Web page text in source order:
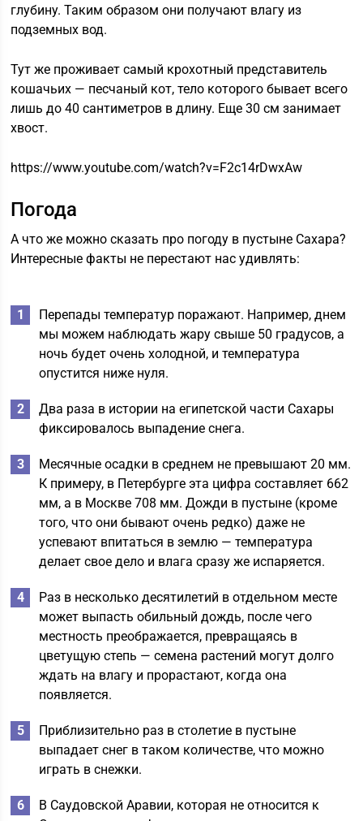
глубину. Таким образом они получают влагу из
подземных вод.
Тут же проживает самый крохотный представитель
кошачьих — песчаный кот, тело которого бывает всего
лишь до 40 сантиметров в длину. Еще 30 см занимает
хвост.
https://www.youtube.com/watch?v=F2c14rDwxAw
Погода
А что же можно сказать про погоду в пустыне Сахара?
Интересные факты не перестают нас удивлять:
Перепады температур поражают. Например, днем
мы можем наблюдать жару свыше 50 градусов, а
ночь будет очень холодной, и температура
опустится ниже нуля.
Два раза в истории на египетской части Сахары
фиксировалось выпадение снега.
Месячные осадки в среднем не превышают 20 мм.
К примеру, в Петербурге эта цифра составляет 662
мм, а в Москве 708 мм. Дожди в пустыне (кроме
того, что они бывают очень редко) даже не
успевают впитаться в землю — температура
делает свое дело и влага сразу же испаряется.
Раз в несколько десятилетий в отдельном месте
может выпасть обильный дождь, после чего
местность преображается, превращаясь в
цветущую степь — семена растений могут долго
ждать на влагу и прорастают, когда она
появляется.
Приблизительно раз в столетие в пустыне
выпадает снег в таком количестве, что можно
играть в снежки.
В Саудовской Аравии, которая не относится к